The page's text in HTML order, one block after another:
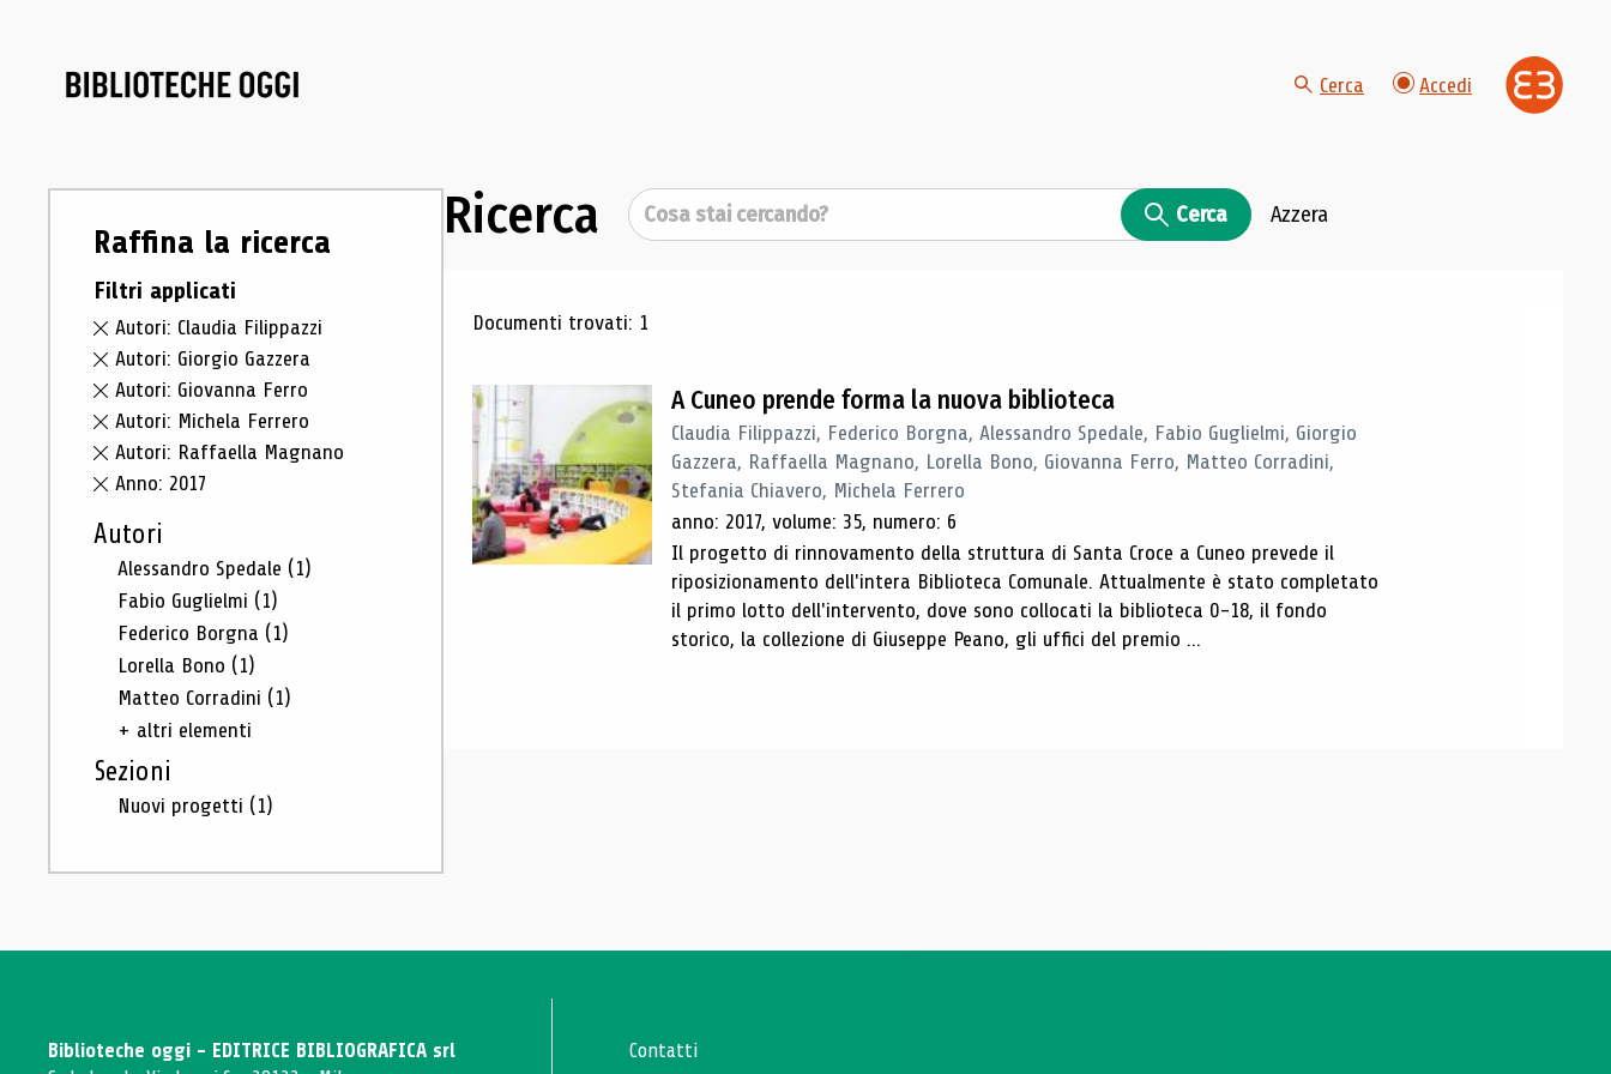
Cerca Accedi
Raffina la ricerca
Filtri applicati
Autori: Claudia Filippazzi
Autori: Giorgio Gazzera
Autori: Giovanna Ferro
Autori: Michela Ferrero
Autori: Raffaella Magnano
Anno: 2017
Autori
Alessandro Spedale (1)
Fabio Guglielmi (1)
Federico Borgna (1)
Lorella Bono (1)
Matteo Corradini (1)
+ altri elementi
Sezioni
Nuovi progetti (1)
Ricerca Cerca Cerca Azzera
Risultati di ricerca
Documenti trovati: 1
A Cuneo prende forma la nuova biblioteca
Claudia Filippazzi, Federico Borgna, Alessandro Spedale, Fabio Guglielmi, Giorgio
Gazzera, Raffaella Magnano, Lorella Bono, Giovanna Ferro, Matteo Corradini,
Stefania Chiavero, Michela Ferrero
anno: 2017, volume: 35, numero: 6
Il progetto di rinnovamento della struttura di Santa Croce a Cuneo prevede il
riposizionamento dell'intera Biblioteca Comunale. Attualmente è stato completato
il primo lotto dell'intervento, dove sono collocati la biblioteca 0-18, il fondo
storico, la collezione di Giuseppe Peano, gli uffici del premio ...
Biblioteche oggi - EDITRICE BIBLIOGRAFICA srl
Contatti